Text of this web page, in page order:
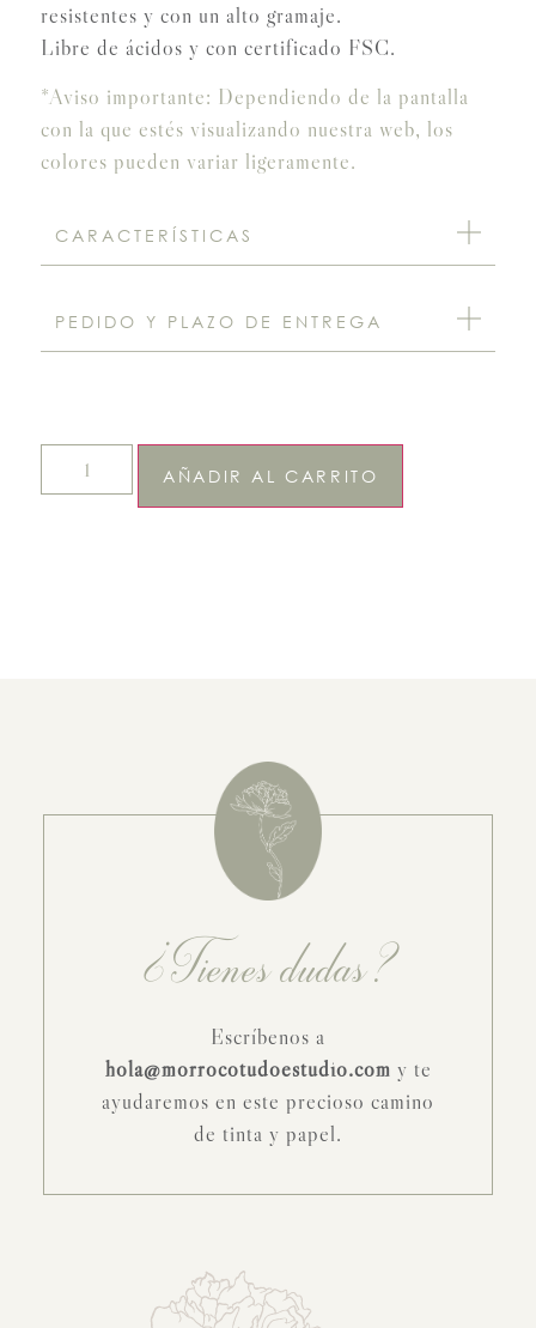
resistentes y con un alto gramaje.
Libre de ácidos y con certificado FSC.
*Aviso importante: Dependiendo de la pantalla
con la que estés visualizando nuestra web, los
colores pueden variar ligeramente.
CARACTERÍSTICAS
PEDIDO Y PLAZO DE ENTREGA
AÑADIR AL CARRITO
¿Tienes dudas?
Escríbenos a
hola@morrocotudoestudio.com y te
ayudaremos en este precioso camino
de tinta y papel.